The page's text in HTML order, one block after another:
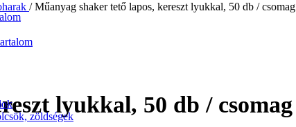
zöldségek
/ Műanyag shaker tető lapos, kereszt lyukkal, 50 db / csomag
lyukkal, 50 db / csomag